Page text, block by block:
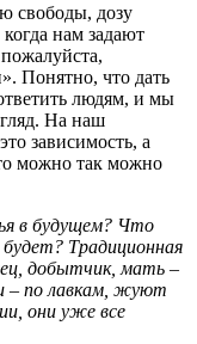
свободы, дозу
нам задают
Понятно, что дать
людям, и мы
На наш
зависимость, а
можно так можно
в будущем? Что
Традиционная
добытчик, мать –
– по лавкам, жуют
они уже все